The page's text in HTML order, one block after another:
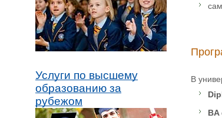
Услуги по высшему
образованию за
рубежом
В
BA